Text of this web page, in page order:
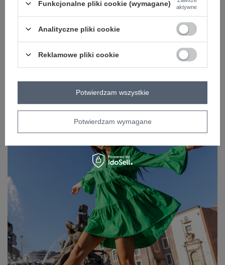
ZWROTY I WYMIANA
ZAKŁADKA KOSZTY WYSYŁKI
Funkcjonalne pliki cookie (wymagane)
aktywne
Analityczne pliki cookie
Reklamowe pliki cookie
Potwierdzam wymagane
Potwierdzam wszystkie